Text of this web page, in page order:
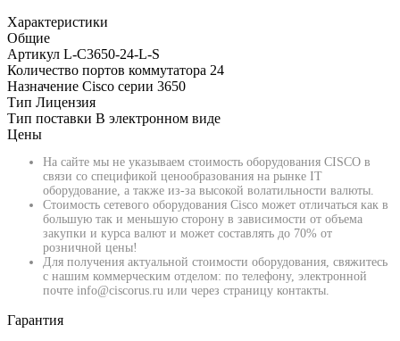
Характеристики
Общие
Артикул L-C3650-24-L-S
Количество портов коммутатора 24
Назначение Cisco серии 3650
Тип Лицензия
Тип поставки В электронном виде
Цены
На сайте мы не указываем стоимость оборудования CISCO в
связи со спецификой ценообразования на рынке IT
оборудование, а также из-за высокой волатильности валюты.
Стоимость сетевого оборудования Cisco может отличаться как в
большую так и меньшую сторону в зависимости от объема
закупки и курса валют и может составлять до 70% от
розничной цены!
Для получения актуальной стоимости оборудования, свяжитесь
с нашим коммерческим отделом: по телефону, электронной
почте info@ciscorus.ru или через страницу контакты.
Гарантия